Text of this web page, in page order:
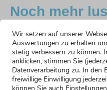
Noch mehr
Humorvoller Einstieg
Mehr erfahren »
Emotionaler Einstieg
Mehr erfahren »
Wir setzen auf unserer
Auswertungen zu erhalten
stetig verbessern zu können.
anklicken, stimmen Sie
Datenverarbeitung zu. In den
freiwillige Einwilligung